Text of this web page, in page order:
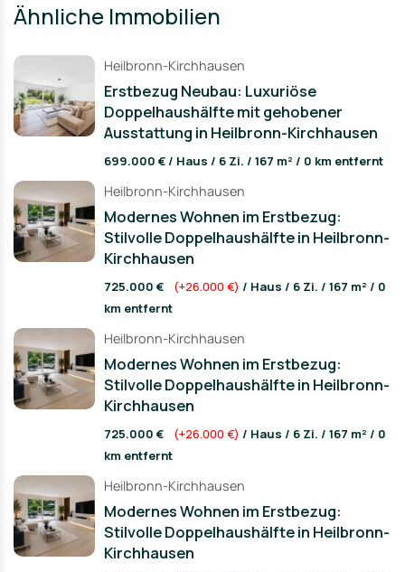
Ähnliche Immobilien
Heilbronn-Kirchhausen
Erstbezug Neubau: Luxuriöse
Doppelhaushälfte mit gehobener
Ausstattung in Heilbronn-Kirchhausen
699.000 € / Haus / 6 Zi. / 167 m² / 0 km entfernt
Heilbronn-Kirchhausen
Modernes Wohnen im Erstbezug:
Stilvolle Doppelhaushälfte in Heilbronn-
Kirchhausen
725.000 € (+26.000 €) / Haus / 6 Zi. / 167 m² / 0
km entfernt
Heilbronn-Kirchhausen
Modernes Wohnen im Erstbezug:
Stilvolle Doppelhaushälfte in Heilbronn-
Kirchhausen
725.000 € (+26.000 €) / Haus / 6 Zi. / 167 m² / 0
km entfernt
Heilbronn-Kirchhausen
Modernes Wohnen im Erstbezug:
Stilvolle Doppelhaushälfte in Heilbronn-
Kirchhausen